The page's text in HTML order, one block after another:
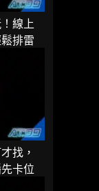
線上
排雷
找，
卡位